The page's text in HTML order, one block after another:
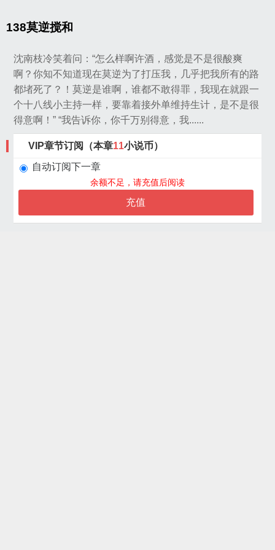
138莫逆搅和
沈南枝冷笑着问：“怎么样啊许酒，感觉是不是很酸爽
啊？你知不知道现在莫逆为了打压我，几乎把我所有的路
都堵死了？！莫逆是谁啊，谁都不敢得罪，我现在就跟一
个十八线小主持一样，要靠着接外单维持生计，是不是很
得意啊！” “我告诉你，你千万别得意，我......
VIP章节订阅（本章11小说币）
自动订阅下一章
余额不足，请充值后阅读
充值